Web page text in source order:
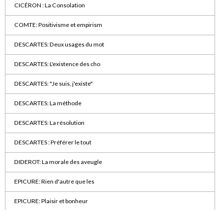
CICÉRON : La Consolation
COMTE: Positivisme et empirism
DESCARTES: Deux usages du mot
DESCARTES: L'existence des cho
DESCARTES: "Je suis, j'existe"
DESCARTES: La méthode
DESCARTES: La résolution
DESCARTES : Préférer le tout
DIDEROT: La morale des aveugle
EPICURE: Rien d'autre que les
EPICURE: Plaisir et bonheur